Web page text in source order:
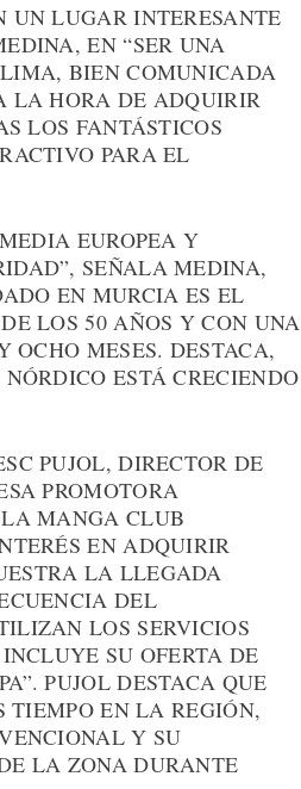
UN LUGAR INTERESANTE
EN “SER UNA
BIEN COMUNICADA
LA HORA DE ADQUIRIR
LOS FANTÁSTICOS
PARA EL
EUROPEA Y
SEÑALA MEDINA,
EN MURCIA ES EL
LOS 50 AÑOS Y CON UNA
OCHO MESES. DESTACA,
ESTÁ CRECIENDO
PUJOL, DIRECTOR DE
PROMOTORA
MANGA CLUB
EN ADQUIRIR
LA LLEGADA
DEL
LOS SERVICIOS
SU OFERTA DE
PUJOL DESTACA QUE
TIEMPO EN LA REGIÓN,
Y SU
LA ZONA DURANTE